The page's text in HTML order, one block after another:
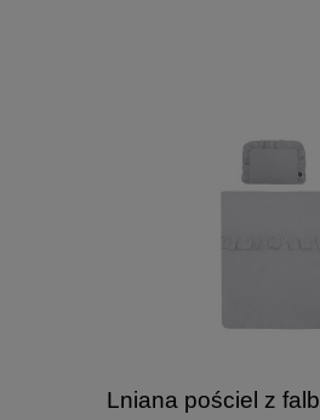
Lniana pościel z